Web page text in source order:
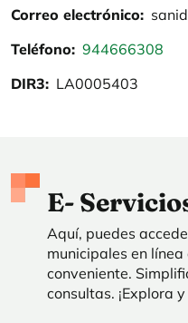
Correo electrónico
Teléfono
944666308
DIR3
LA0005403
E-
Aquí, puedes
municipales en
conveniente.
consultas. ¡Explora